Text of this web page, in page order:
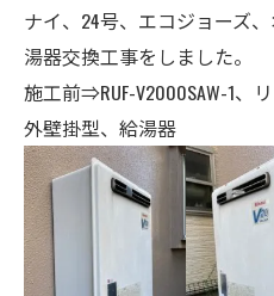
ナイ、24号、エコジョーズ
湯器交換工事をしました。
施工前⇒RUF-V2000SAW-1、
外壁掛型、給湯器